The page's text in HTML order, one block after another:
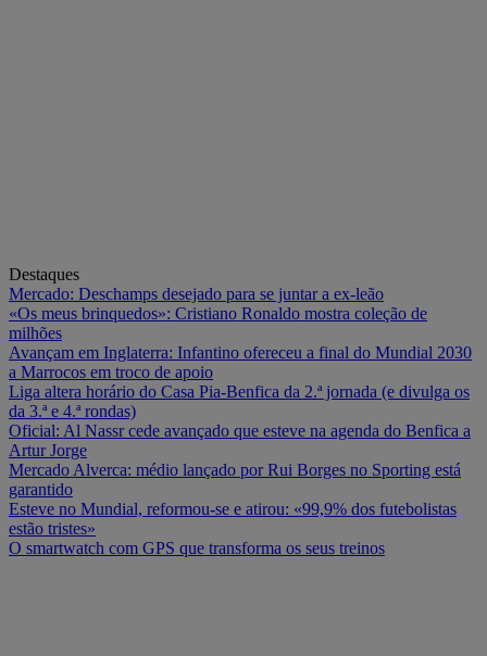
Destaques
Mercado: Deschamps desejado para se juntar a ex-leão
«Os meus brinquedos»: Cristiano Ronaldo mostra coleção de
milhões
Avançam em Inglaterra: Infantino ofereceu a final do Mundial 2030
a Marrocos em troco de apoio
Liga altera horário do Casa Pia-Benfica da 2.ª jornada (e divulga os
da 3.ª e 4.ª rondas)
Oficial: Al Nassr cede avançado que esteve na agenda do Benfica a
Artur Jorge
Mercado Alverca: médio lançado por Rui Borges no Sporting está
garantido
Esteve no Mundial, reformou-se e atirou: «99,9% dos futebolistas
estão tristes»
O smartwatch com GPS que transforma os seus treinos